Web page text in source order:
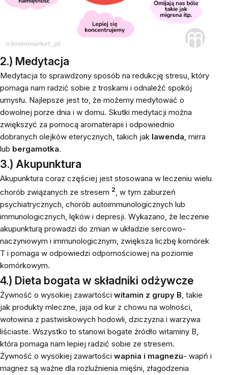
2.) Medytacja
Medytacja to sprawdzony sposób na redukcję stresu, który
pomaga nam radzić sobie z troskami i odnaleźć spokój
umysłu. Najlepsze jest to, że możemy medytować o
dowolnej porze dnia i w domu. Skutki medytacji można
zwiększyć za pomocą aromaterapii i odpowiednio
dobranych olejków eterycznych, takich jak lawenda, mirra
lub bergamotka.
3.) Akupunktura
Akupunktura coraz częściej jest stosowana w leczeniu wielu
chorób związanych ze stresem 2, w tym zaburzeń
psychiatrycznych, chorób autoimmunologicznych lub
immunologicznych, lęków i depresji. Wykazano, że leczenie
akupunkturą prowadzi do zmian w układzie sercowo-
naczyniowym i immunologicznym, zwiększa liczbę komórek
T i pomaga w odpowiedzi odpornościowej na poziomie
komórkowym.
4.) Dieta bogata w składniki odżywcze
Żywność o wysokiej zawartości witamin z grupy B, takie
jak produkty mleczne, jaja od kur z chowu na wolności,
wołowina z pastwiskowych hodowli, dziczyzna i warzywa
liściaste. Wszystko to stanowi bogate źródło witaminy B,
która pomaga nam lepiej radzić sobie ze stresem.
Żywność o wysokiej zawartości wapnia i magnezu- wapń i
magnez są ważne dla rozluźnienia mięśni, złagodzenia